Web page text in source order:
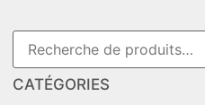
CATÉGORIES